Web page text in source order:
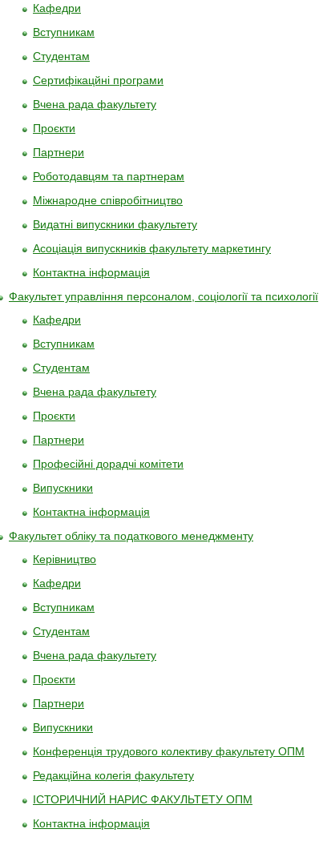
Кафедри
Вступникам
Студентам
Сертифікацйні програми
Вчена рада факультету
Проєкти
Партнери
Роботодавцям та партнерам
Міжнародне співробітництво
Видатні випускники факультету
Асоціація випускників факультету маркетингу
Контактна інформація
Факультет управлiння персоналом, соціології та психології
Кафедри
Вступникам
Студентам
Вчена рада факультету
Проєкти
Партнери
Професійні дорадчі комітети
Випускники
Контактна інформація
Факультет обліку та податкового менеджменту
Керівництво
Кафедри
Вступникам
Студентам
Вчена рада факультету
Проєкти
Партнери
Випуcкники
Конференція трудового колективу факультету ОПМ
Редакційна колегія факультету
ІСТОРИЧНИЙ НАРИС ФАКУЛЬТЕТУ ОПМ
Контактна інформація